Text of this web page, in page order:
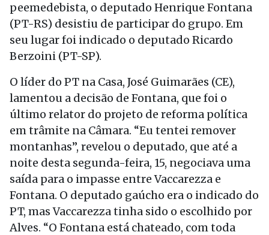
peemedebista, o deputado Henrique Fontana
(PT-RS) desistiu de participar do grupo. Em
seu lugar foi indicado o deputado Ricardo
Berzoini (PT-SP).
O líder do PT na Casa, José Guimarães (CE),
lamentou a decisão de Fontana, que foi o
último relator do projeto de reforma política
em trâmite na Câmara. “Eu tentei remover
montanhas”, revelou o deputado, que até a
noite desta segunda-feira, 15, negociava uma
saída para o impasse entre Vaccarezza e
Fontana. O deputado gaúcho era o indicado do
PT, mas Vaccarezza tinha sido o escolhido por
Alves. “O Fontana está chateado, com toda